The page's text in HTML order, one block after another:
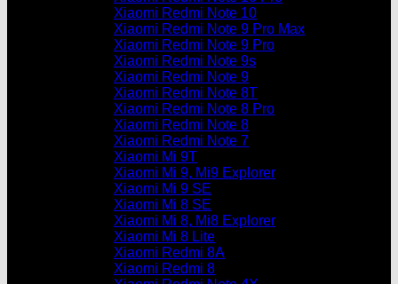
Xiaomi Redmi Note 10
Xiaomi Redmi Note 9 Pro Max
Xiaomi Redmi Note 9 Pro
Xiaomi Redmi Note 9s
Xiaomi Redmi Note 9
Xiaomi Redmi Note 8T
Xiaomi Redmi Note 8 Pro
Xiaomi Redmi Note 8
Xiaomi Redmi Note 7
Xiaomi Mi 9T
Xiaomi Mi 9, Mi9 Explorer
Xiaomi Mi 9 SE
Xiaomi Mi 8 SE
Xiaomi Mi 8, Mi8 Explorer
Xiaomi Mi 8 Lite
Xiaomi Redmi 8A
Xiaomi Redmi 8